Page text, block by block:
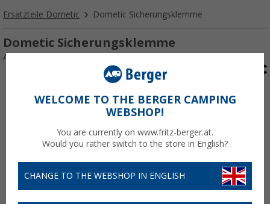
Ersatzteile Dometic Dometic Sicherungsklemme
Dometic Sicherungsklemme
Art.-Nr.: Sicherungsklemme116903
WELCOME TO THE BERGER CAMPING
WEBSHOP!
You are currently on www.fritz-berger.at.
Would you rather switch to the store in English?
CHANGE TO THE WEBSHOP IN ENGLISH